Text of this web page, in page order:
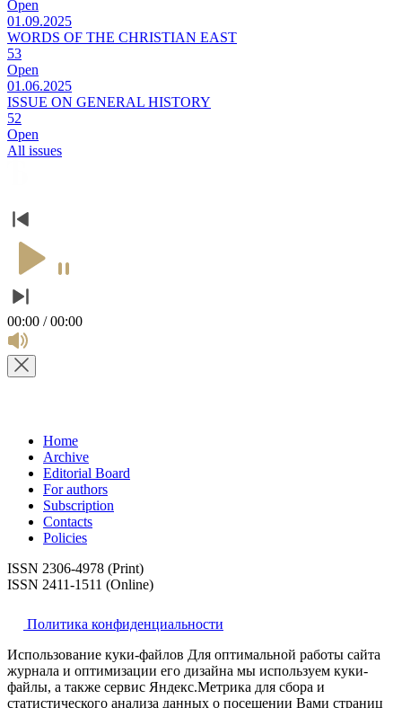
Open
01.09.2025
WORDS OF THE CHRISTIAN EAST
53
Open
01.06.2025
ISSUE ON GENERAL HISTORY
52
Open
All issues
00:00 / 00:00
Home
Archive
Editorial Board
For authors
Subscription
Contacts
Policies
ISSN 2306-4978 (Print)
ISSN 2411-1511 (Online)
Политика конфиденциальности
Использование куки-файлов Для оптимальной работы сайта
журнала и оптимизации его дизайна мы используем куки-
файлы, а также сервис Яндекс.Метрика для сбора и
статистического анализа данных о посещении Вами страниц